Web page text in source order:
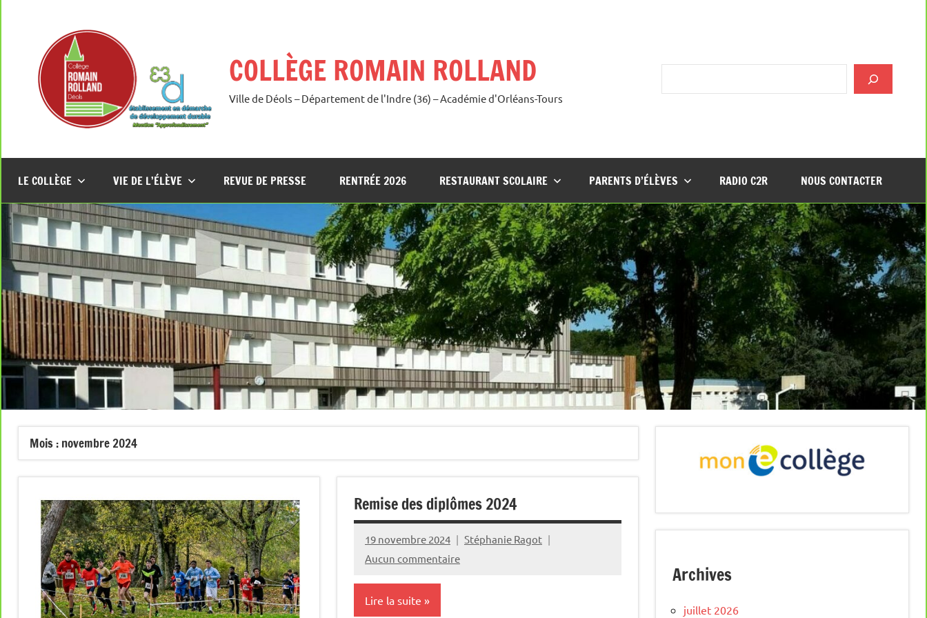
COLLÈGE ROMAIN ROLLAND
Ville de Déols – Département de l'Indre (36) – Académie d'Orléans-Tours
LE COLLÈGE VIE DE L’ÉLÈVE REVUE DE PRESSE RENTRÉE 2026 RESTAURANT SCOLAIRE PARENTS D’ÉLÈVES RADIO C2R NOUS CONTACTER
Mois : novembre 2024
Remise des diplômes 2024
19 novembre 2024
Stéphanie Ragot
Aucun commentaire
Lire la suite
Archives
juillet 2026